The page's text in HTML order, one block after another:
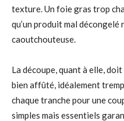
texture. Un foie gras trop
qu’un produit mal
caoutchouteuse.
La découpe, quant à elle, doit
bien affûté, idéalement
chaque tranche pour une
simples mais essentiels